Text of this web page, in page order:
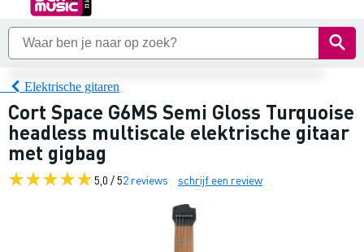
Elektrische gitaren
Cort Space G6MS Semi Gloss Turquoise
headless multiscale elektrische gitaar
met gigbag
5,0 / 52 reviews schrijf een review